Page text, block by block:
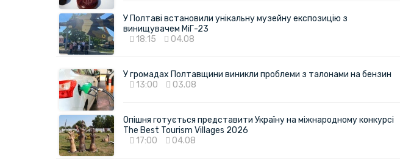
У Полтаві встановили унікальну музейну експозицію з
винищувачем МіГ-23
18:15
04.08
У громадах Полтавщини виникли проблеми з талонами на бензин
13:00
03.08
Опішня готується представити Україну на міжнародному конкурсі
The Best Tourism Villages 2026
17:00
04.08